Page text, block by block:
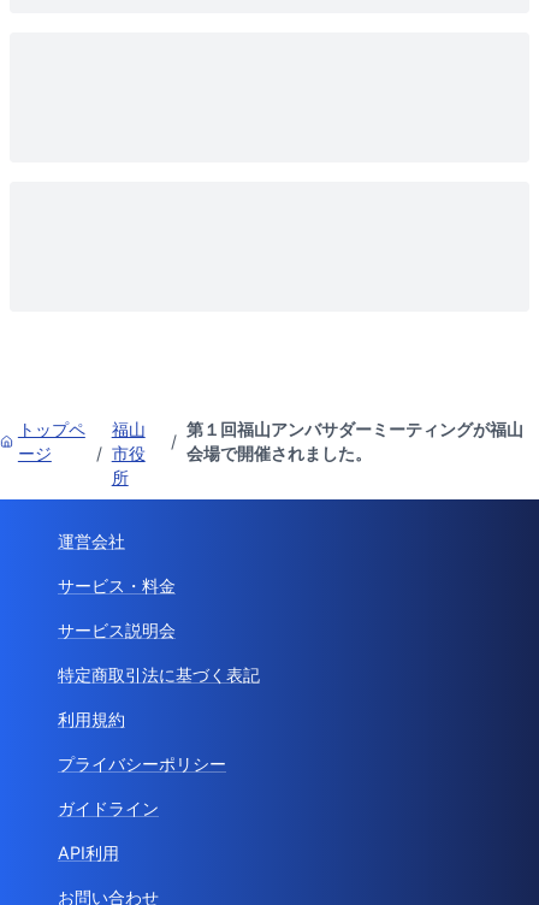
トップペ
ージ
/
福山
市役
所
/
第１回福山アンバサダーミーティングが福山
会場で開催されました。
運営会社
サービス・料金
サービス説明会
特定商取引法に基づく表記
利用規約
プライバシーポリシー
ガイドライン
API利用
お問い合わせ